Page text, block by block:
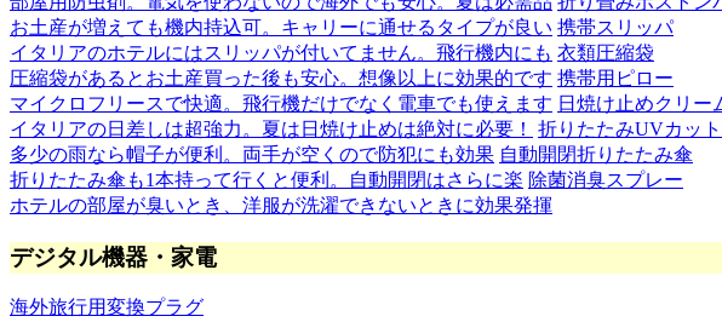
お土産が増えても機内持込可。キャリーに通せるタイプが良い 携帯スリッパ
イタリアのホテルにはスリッパが付いてません。飛行機内にも 衣類圧縮袋
圧縮袋があるとお土産買った後も安心。想像以上に効果的です 携帯用ピロー
マイクロフリースで快適。飛行機だけでなく電車でも使えます 日焼け止めクリー
イタリアの日差しは超強力。夏は日焼け止めは絶対に必要！
折りたたみUVカッ
多少の雨なら帽子が便利。両手が空くので防犯にも効果 自動開閉折りたたみ傘
折りたたみ傘も1本持って行くと便利。自動開閉はさらに楽 除菌消臭スプレー
ホテルの部屋が臭いとき、洋服が洗濯できないときに効果発揮
デジタル機器・家電
海外旅行用変換プラグ